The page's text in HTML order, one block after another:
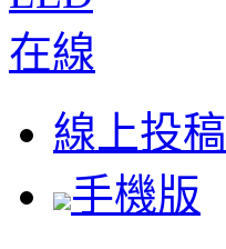
線上投稿
手機版